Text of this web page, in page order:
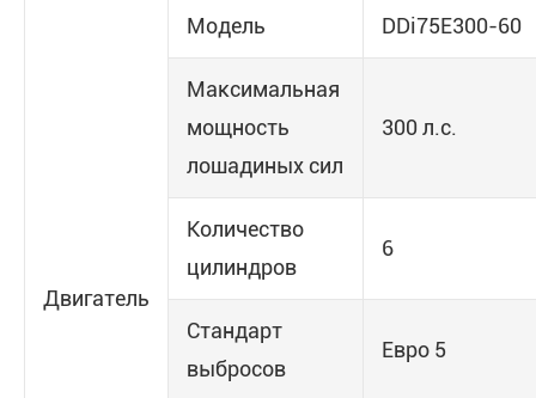
Двигатель
Модель DDi75E300-60
Максимальная
мощность
лошадиных сил
300 л.с.
Количество
цилиндров
6
Стандарт
выбросов
Евро 5